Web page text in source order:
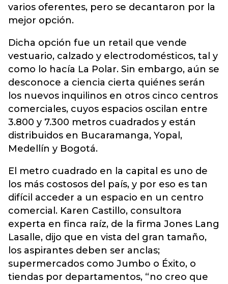
varios oferentes, pero se decantaron por la
mejor opción.
Dicha opción fue un retail que vende
vestuario, calzado y electrodomésticos, tal y
como lo hacía La Polar. Sin embargo, aún se
desconoce a ciencia cierta quiénes serán
los nuevos inquilinos en otros cinco centros
comerciales, cuyos espacios oscilan entre
3.800 y 7.300 metros cuadrados y están
distribuidos en Bucaramanga, Yopal,
Medellín y Bogotá.
El metro cuadrado en la capital es uno de
los más costosos del país, y por eso es tan
difícil acceder a un espacio en un centro
comercial. Karen Castillo, consultora
experta en finca raíz, de la firma Jones Lang
Lasalle, dijo que en vista del gran tamaño,
los aspirantes deben ser anclas;
supermercados como Jumbo o Éxito, o
tiendas por departamentos, “no creo que